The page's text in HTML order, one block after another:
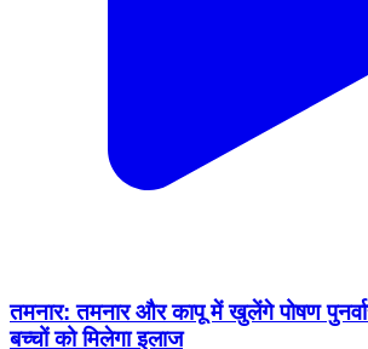
तमनार: तमनार और कापू में खुलेंगे पोषण
बच्चों को मिलेगा इलाज